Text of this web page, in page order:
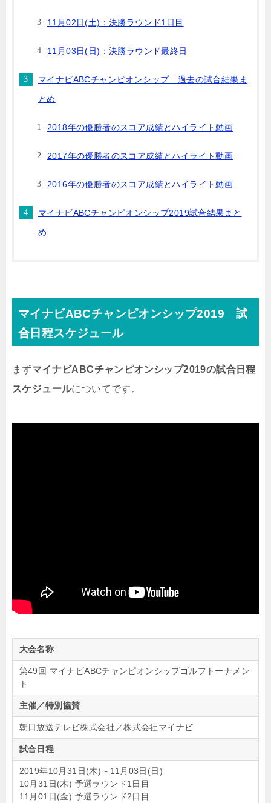
11月02日(土)：決勝ラウンド1日目
11月03日(日)：決勝ラウンド最終日
マイナビABCチャンピオンシップ 過去の試合結果ま
とめ
2018年の優勝者のスコア成績とハイライト動画
2017年の優勝者のスコア成績とハイライト動画
2016年の優勝者のスコア成績とハイライト動画
マイナビABCチャンピオンシップ2019試合結果まと
め
マイナビABCチャンピオンシップ2019 試
合日程スケジュール
まずマイナビABCチャンピオンシップ2019の試合日程
スケジュールについてです。
大会名称
第49回 マイナビABCチャンピオンシップゴルフトーナメン
ト
主催／特別協賛
朝日放送テレビ株式会社／株式会社マイナビ
試合日程
2019年10月31日(木)～11月03日(日)
10月31日(木) 予選ラウンド1日目
11月01日(金) 予選ラウンド2日目